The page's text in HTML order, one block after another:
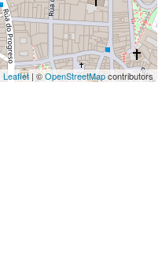
Leaflet| ©OpenStreetMapcontributors